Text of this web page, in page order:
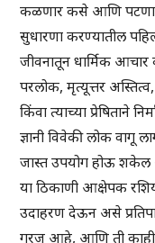
कळणार कसे आणि
सुधारणा करण्यातील
जीवनातून धार्मिक
परलोक, मृत्यूत्तर
किंवा त्याच्या प्रेषिताने
ज्ञानी विवेकी लोक वागू
जास्त उपयोग होऊ शकेल
या ठिकाणी आक्षेपक
उदाहरण देऊन असे
गरज आहे, आणि ती काही